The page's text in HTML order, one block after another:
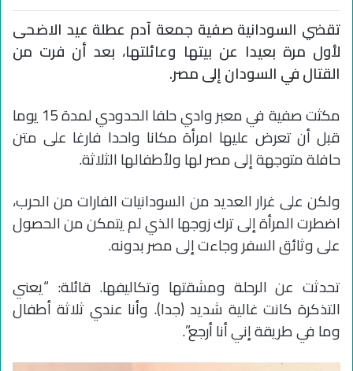
تقضي السودانية صفية جمعة آدم عطلة عيد الاضحى
لأول مرة بعيدا عن بيتها وعائلتها، بعد أن فرت من
القتال في السودان إلى مصر.
مكثت صفية في معبر وادي حلفا الحدودي لمدة 15 يوما
قبل أن تعرض عليها امرأة مكانا واحدا فارغا على متن
حافلة متوجهة إلى مصر لها ولأطفالها الثلاثة.
ولكن على غرار العديد من السودانيات الفارات من الحرب،
اضطرت المرأة إلى ترك زوجها الذي لم يتمكن من الحصول
على وثائق السفر وجاءت إلى مصر بدونه.
تحدثت عن الرحلة ومشقتها وتكاليفها. قائلة: “يعني
التذكرة كانت غالية شديد (جدا). وأنا عندي ثلاثة أطفال
وما في طريقة إني أنا أرجع”.